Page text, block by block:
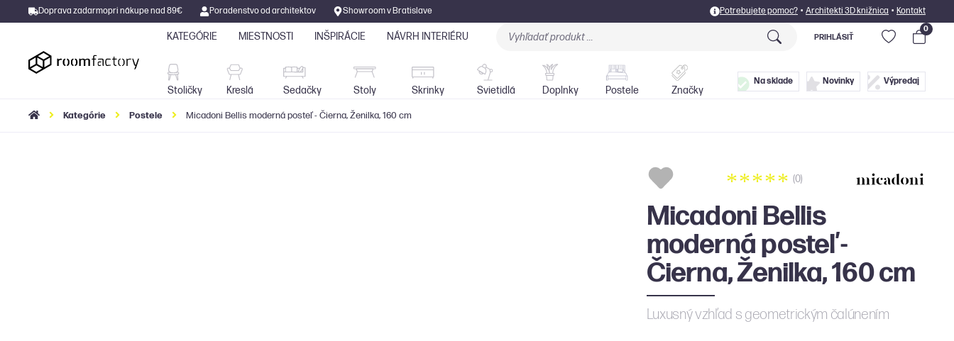
Doprava zadarmopri nákupe nad 89€ Poradenstvo od architektov Showroom v Bratislave Potrebujete pomoc? • Architekti 3D knižnica • Kontakt
KATEGÓRIE
Kreslá Sedačky Svietidlá Doplnky Postele
MIESTNOSTI INŠPIRÁCIE NÁVRH INTERIÉRU PRIHLÁSIŤ
0
Stoličky Kreslá Sedačky Stoly Skrinky Svietidlá Doplnky Postele Značky
Na sklade Novinky Výpredaj
Kategórie Postele Micadoni Bellis moderná posteľ - Čierna, Ženilka, 160 cm
(0)
Micadoni Bellis
moderná posteľ -
Čierna, Ženilka, 160 cm
Luxusný vzhľad s geometrickým čalúnením